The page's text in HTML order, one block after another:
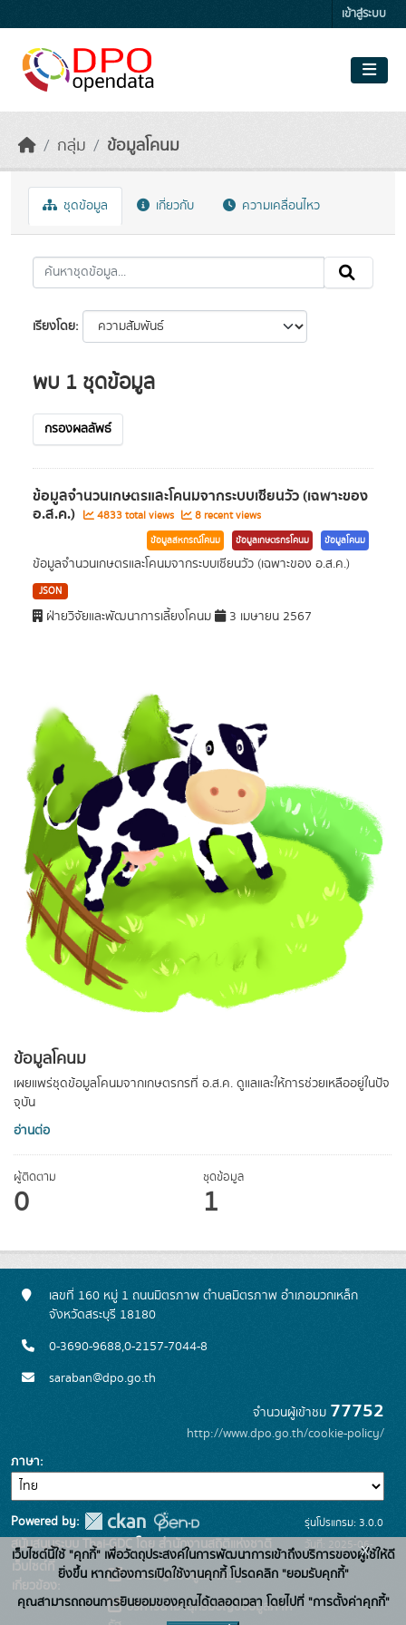
เข้าสู่ระบบ
กลุ่ม ข้อมูลโคนม
ข้อมูลโคนม
เผยแพร่ชุดข้อมูลโคนมจากเกษตรกรที่ อ.ส.ค. ดูแลและให้การช่วยเหลืออยู่ในปัจ
จุบัน
อ่านต่อ
ผู้ติดตาม
0
ชุดข้อมูล
1
ชุดข้อมูล เกี่ยวกับ ความเคลื่อนไหว
เรียงโดย
พบ 1 ชุดข้อมูล
กรองผลลัพธ์
ข้อมูลจำนวนเกษตรและโคนมจากระบบเซียนวัว (เฉพาะของ
อ.ส.ค.) 4833 total views 8 recent views
ข้อมูลสหกรณ์โคนม ข้อมูลเกษตรกรโคนม ข้อมูลโคนม
ข้อมูลจำนวนเกษตรและโคนมจากระบบเซียนวัว (เฉพาะของ อ.ส.ค.)
JSON
ฝ่ายวิจัยและพัฒนาการเลี้ยงโคนม 3 เมษายน 2567
เลขที่ 160 หมู่ 1 ถนนมิตรภาพ ตำบลมิตรภาพ อำเภอมวกเหล็ก
จังหวัดสระบุรี 18180
0-3690-9688,0-2157-7044-8
saraban@dpo.go.th
จำนวนผู้เข้าชม 77752
http://www.dpo.go.th/cookie-policy/
ภาษา
Powered by:
สนับสนุนระบบ Thai-GDC โดย สำนักงานสถิติแห่งชาติ
เว็บไซต์ที่
เกี่ยวข้อง:
ระบบบัญชีข้อมูลภาครัฐ
บริการนามานุกรมบัญชีข้อมูลภาค
รุ่นโปรแกรม: 3.0.0
วันที่: 2025-06-
26
เว็บไซต์นี้ใช้ "คุกกี้" เพื่อวัตถุประสงค์ในการพัฒนาการเข้าถึงบริการของผู้ใช้ให้ดี
ยิ่งขึ้น หากต้องการเปิดใช้งานคุกกี้ โปรดคลิก "ยอมรับคุกกี้"
คุณสามารถถอนการยินยอมของคุณได้ตลอดเวลา โดยไปที่ "การตั้งค่าคุกกี้"
x